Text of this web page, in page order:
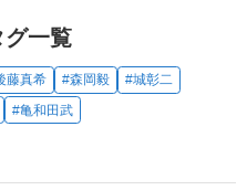
グ一覧
藤真希 #森岡毅
#城彰二
#亀和田武